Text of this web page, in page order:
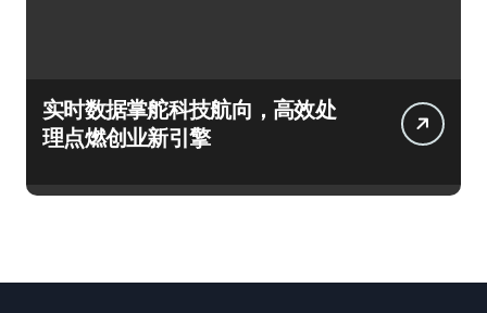
实时数据掌舵科技航向，高效处
理点燃创业新引擎